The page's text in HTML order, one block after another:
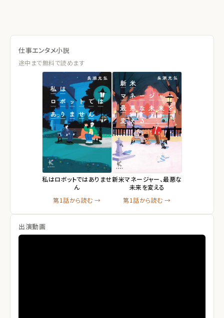
仕事エンタメ小説
途中まで無料で読めます
私はロボットではありませ
ん
第1話から読む →
新米マネージャー、最悪な
未来を変える
第1話から読む →
出演動画